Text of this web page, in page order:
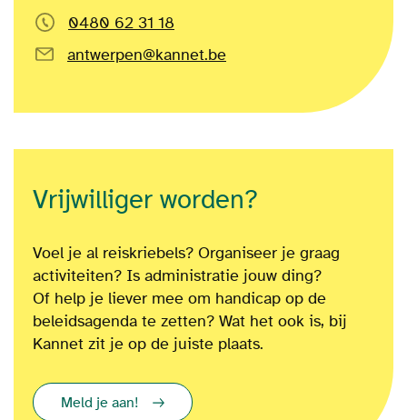
0480 62 31 18
antwerpen@kannet.be
Vrijwilliger worden?
Voel je al reiskriebels? Organiseer je graag
activiteiten? Is administratie jouw ding?
Of help je liever mee om handicap op de
beleidsagenda te zetten? Wat het ook is, bij
Kannet zit je op de juiste plaats.
Meld je aan!